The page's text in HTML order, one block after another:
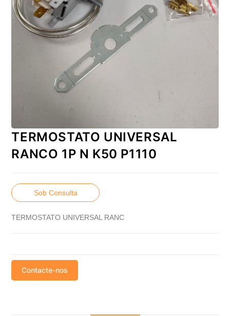
TERMOSTATO UNIVERSAL
RANCO 1P N K50 P1110
Sob Consulta
TERMOSTATO UNIVERSAL RANC
Contacte-nos